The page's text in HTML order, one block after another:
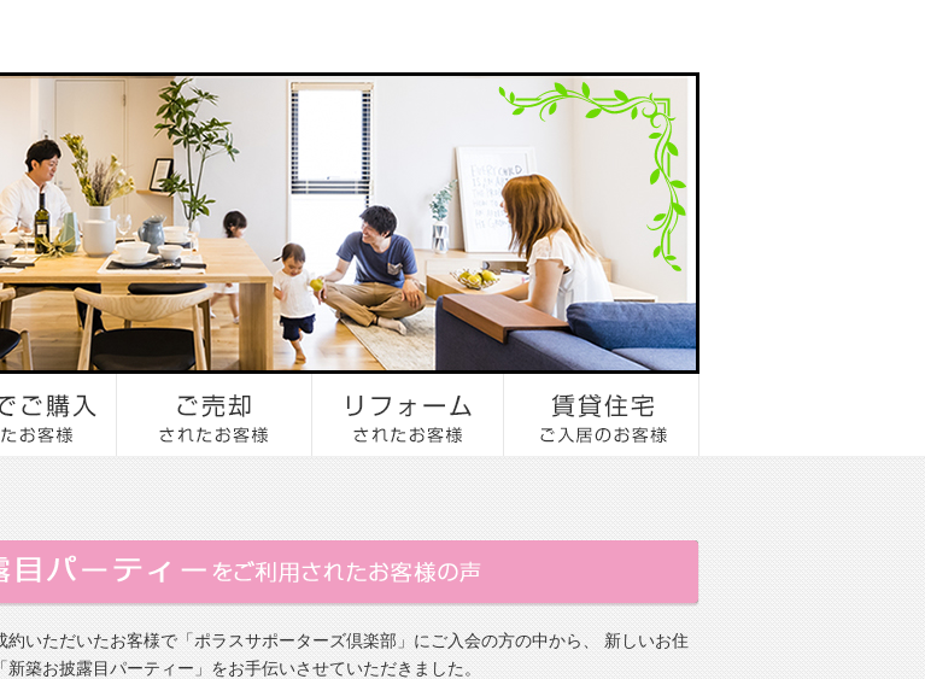
約いただいたお客様で「ポラスサポーターズ倶楽部」にご入会の方の中から、 新しいお住
新築お披露目パーティー」をお手伝いさせていただきました。